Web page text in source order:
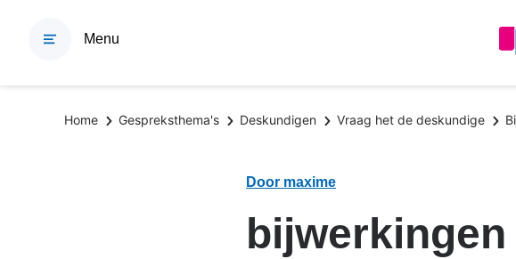
Menu
Kruimelpad
Home Gespreksthema's Deskundigen Vraag het de deskundige
Door maxime
bijwerkingen